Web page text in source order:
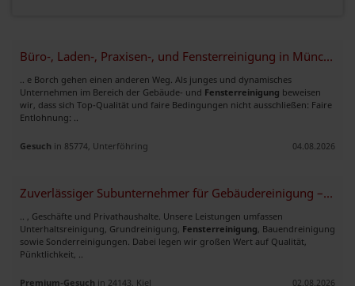
Büro-, Laden-, Praxisen-, und Fensterreinigung in München
.. e Borch gehen einen anderen Weg. Als junges und dynamisches
Unternehmen im Bereich der Gebäude- und Fensterreinigung beweisen
wir, dass sich Top-Qualität und faire Bedingungen nicht ausschließen: Faire
Entlohnung: ..
Gesuch in 85774, Unterföhring 04.08.2026
Zuverlässiger Subunternehmer für Gebäudereinigung – Kiel & Umgebung
.. , Geschäfte und Privathaushalte. Unsere Leistungen umfassen
Unterhaltsreinigung, Grundreinigung, Fensterreinigung , Bauendreinigung
sowie Sonderreinigungen. Dabei legen wir großen Wert auf Qualität,
Pünktlichkeit, ..
Premium-Gesuch in 24143, Kiel 02.08.2026